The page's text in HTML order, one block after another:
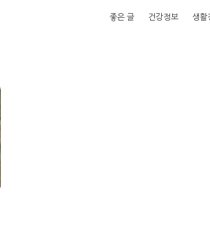
좋은 글 건강정보 생활